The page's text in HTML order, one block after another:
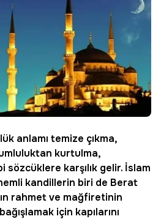
anlamı temize çıkma,
kurtulma,
sözcüklere karşılık gelir. İslam
kandillerin biri de Berat
rahmet ve mağfiretinin
için kapılarını